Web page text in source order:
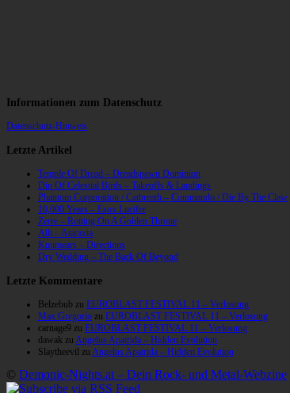
Informationen zum Datenschutz
Datenschutz-Hinweis
Letzte Artikel
Temple Of Dread – Dreadspawn Dominion
Din Of Celestial Birds – Takeoffs & Landings
Phantom Corporation / Catbreath – Commando / Die By The Claw
10,000 Years – Esox Lucifer
Zerre – Rotting On A Golden Throne
Allt – Ataraxia
Knumears – Directions
Dry Wedding – The Back Of Beyond
Letzte Kommentare
Belzebub zu EUROBLAST FESTIVAL 11 – Verlosung
Max Gregorio zu EUROBLAST FESTIVAL 11 – Verlosung
carnage9 zu EUROBLAST FESTIVAL 11 – Verlosung
dawak zu Angelus Apatrida – Hidden Evolution
Slaytheevil zu Angelus Apatrida – Hidden Evolution
© Demonic-Nights.at – Dein Rock- und Metal-Webzine